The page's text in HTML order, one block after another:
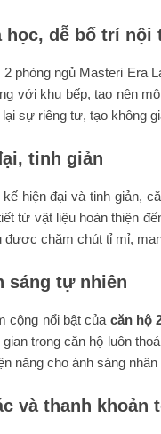
học, dễ bố trí nội
2 phòng ngủ Masteri Era
với khu bếp, tạo nên
sự riêng tư, tạo không
tinh giản
hiện đại và tinh giản,
từ vật liệu hoàn thiện
được chăm chút tỉ mỉ,
sáng tự nhiên
cộng nổi bật của căn hộ
trong căn hộ luôn
năng cho ánh sáng
và thanh khoản